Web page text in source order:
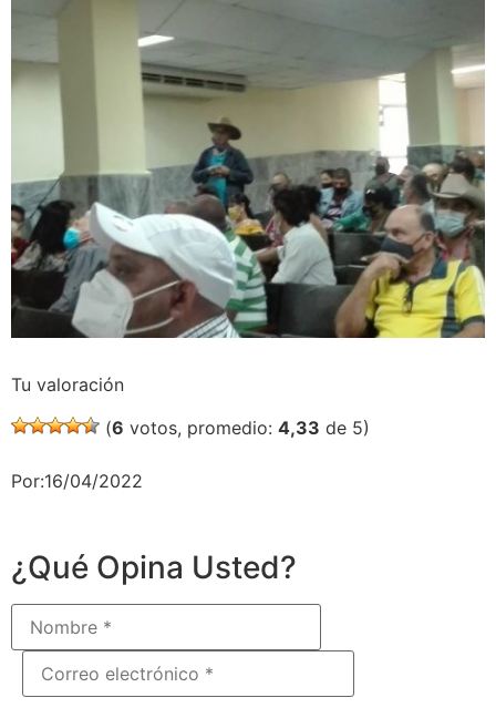
Tu valoración
(6 votos, promedio: 4,33 de 5)
Por:16/04/2022
¿Qué Opina Usted?